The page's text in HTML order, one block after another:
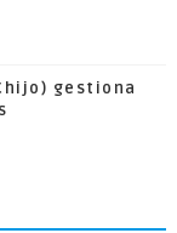
gestiona